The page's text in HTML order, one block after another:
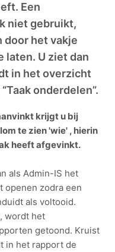
Een
niet gebruikt,
door het vakje
laten. U ziet dan
in het overzicht
onderdelen”.
krijgt u bij
te zien 'wie' , hierin
heeft afgevinkt.
als Admin-IS het
openen zodra een
als voltooid.
wordt het
getoond. Kruist
in het rapport de